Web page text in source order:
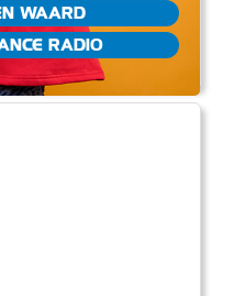
WAARD
RADIO